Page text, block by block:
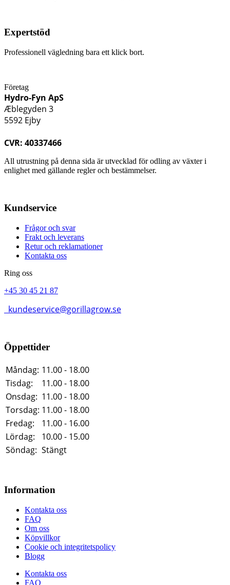
Expertstöd
Professionell vägledning bara ett klick bort.
Företag
Hydro-Fyn ApS
Æblegyden 3
5592 Ejby
CVR: 40337466
All utrustning på denna sida är utvecklad för odling av växter i
enlighet med gällande regler och bestämmelser.
Kundservice
Frågor och svar
Frakt och leverans
Retur och reklamationer
Kontakta oss
Ring oss
+45 30 45 21 87
kundeservice@gorillagrow.se
Öppettider
Måndag: 11.00 - 18.00
Tisdag:
11.00 - 18.00
Onsdag: 11.00 - 18.00
Torsdag: 11.00 - 18.00
Fredag:
11.00 - 16.00
Lördag:
10.00 - 15.00
Söndag: Stängt
Information
Kontakta oss
FAQ
Om oss
Köpvillkor
Cookie och integritetspolicy
Blogg
Kontakta oss
FAQ